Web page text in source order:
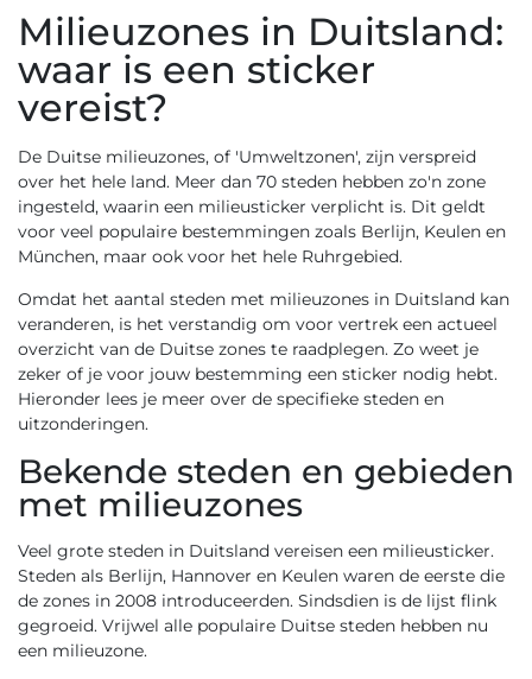
Milieuzones in Duitsland:
waar is een sticker
vereist?
De Duitse milieuzones, of 'Umweltzonen', zijn verspreid
over het hele land. Meer dan 70 steden hebben zo'n zone
ingesteld, waarin een milieusticker verplicht is. Dit geldt
voor veel populaire bestemmingen zoals Berlijn, Keulen en
München, maar ook voor het hele Ruhrgebied.
Omdat het aantal steden met milieuzones in Duitsland kan
veranderen, is het verstandig om voor vertrek een actueel
overzicht van de Duitse zones te raadplegen. Zo weet je
zeker of je voor jouw bestemming een sticker nodig hebt.
Hieronder lees je meer over de specifieke steden en
uitzonderingen.
Bekende steden en gebieden
met milieuzones
Veel grote steden in Duitsland vereisen een milieusticker.
Steden als Berlijn, Hannover en Keulen waren de eerste die
de zones in 2008 introduceerden. Sindsdien is de lijst flink
gegroeid. Vrijwel alle populaire Duitse steden hebben nu
een milieuzone.